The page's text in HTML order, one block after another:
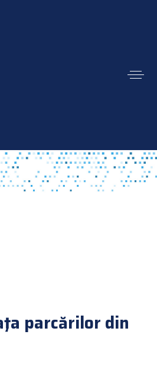
parcărilor din